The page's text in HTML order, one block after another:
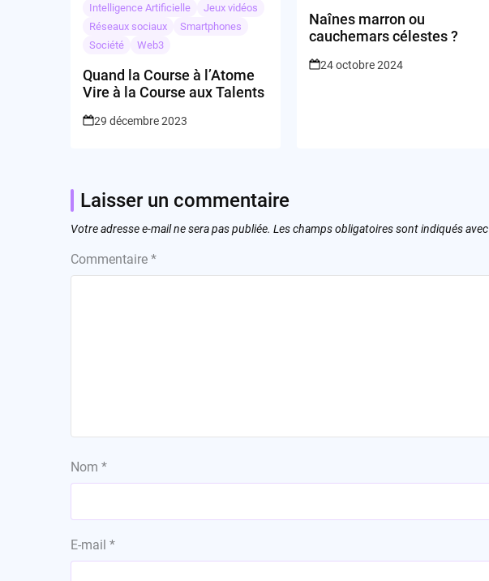
Intelligence Artificielle
Jeux vidéos
Réseaux sociaux
Smartphones
Société
Web3
Quand la Course à l’Atome
Vire à la Course aux Talents
29 décembre 2023
Naînes marron ou
cauchemars célestes ?
24 octobre 2024
Laisser un commentaire
Votre adresse e-mail ne sera pas publiée. Les champs obligatoires sont indiqués avec
Commentaire *
Nom *
E-mail *